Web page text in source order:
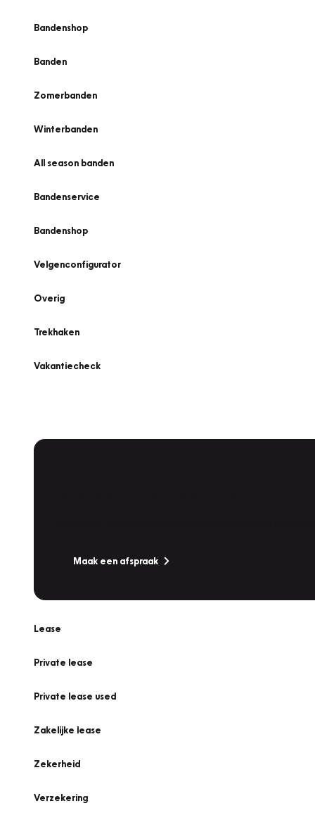
Bandenshop
Banden
Zomerbanden
Winterbanden
All season banden
Bandenservice
Bandenshop
Velgenconfigurator
Overig
Trekhaken
Vakantiecheck
Maak een afspraak
Lease
Private lease
Private lease used
Zakelijke lease
Zekerheid
Verzekering